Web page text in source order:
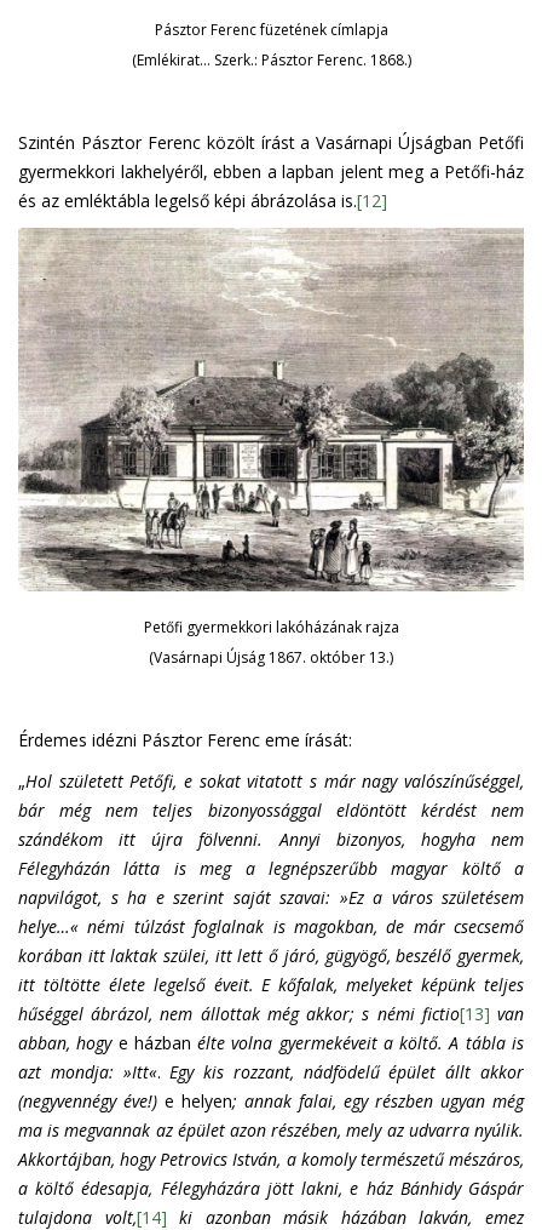
Pásztor Ferenc füzetének címlapja
(Emlékirat… Szerk.: Pásztor Ferenc. 1868.)
Szintén Pásztor Ferenc közölt írást a Vasárnapi Újságban Petőfi
gyermekkori lakhelyéről, ebben a lapban jelent meg a Petőfi-ház
és az emléktábla legelső képi ábrázolása is.[12]
Petőfi gyermekkori lakóházának rajza
(Vasárnapi Újság 1867. október 13.)
Érdemes idézni Pásztor Ferenc eme írását:
„Hol született Petőfi, e sokat vitatott s már nagy valószínűséggel,
bár még nem teljes bizonyossággal eldöntött kérdést nem
szándékom itt újra fölvenni. Annyi bizonyos, hogyha nem
Félegyházán látta is meg a legnépszerűbb magyar költő a
napvilágot, s ha e szerint saját szavai: »Ez a város születésem
helye…« némi túlzást foglalnak is magokban, de már csecsemő
korában itt laktak szülei, itt lett ő járó, gügyögő, beszélő gyermek,
itt töltötte élete legelső éveit. E kőfalak, melyeket képünk teljes
hűséggel ábrázol, nem állottak még akkor; s némi fictio[13] van
abban, hogy e házban élte volna gyermekéveit a költő. A tábla is
azt mondja: »Itt«. Egy kis rozzant, nádfödelű épület állt akkor
(negyvennégy éve!) e helyen; annak falai, egy részben ugyan még
ma is megvannak az épület azon részében, mely az udvarra nyúlik.
Akkortájban, hogy Petrovics István, a komoly természetű mészáros,
a költő édesapja, Félegyházára jött lakni, e ház Bánhidy Gáspár
tulajdona volt,[14] ki azonban másik házában lakván, emez